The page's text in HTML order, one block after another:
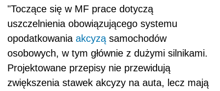
"Toczące się w MF prace dotyczą
uszczelnienia obowiązującego systemu
opodatkowania akcyzą samochodów
osobowych, w tym głównie z dużymi silnikami.
Projektowane przepisy nie przewidują
zwiększenia stawek akcyzy na auta, lecz mają